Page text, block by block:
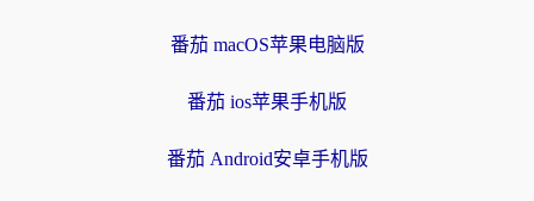
番茄 macOS苹果电脑版
番茄 ios苹果手机版
番茄 Android安卓手机版